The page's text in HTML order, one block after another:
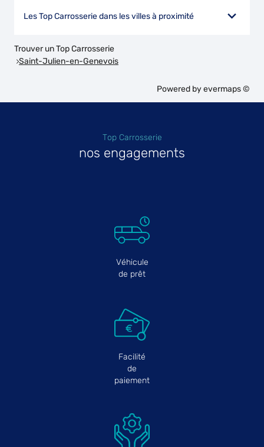
Les Top Carrosserie dans les villes à proximité
Trouver un Top Carrosserie
Saint-Julien-en-Genevois
Powered byevermaps ©
Top Carrosserie
nos engagements
Véhicule
de prêt
Facilité
de
paiement